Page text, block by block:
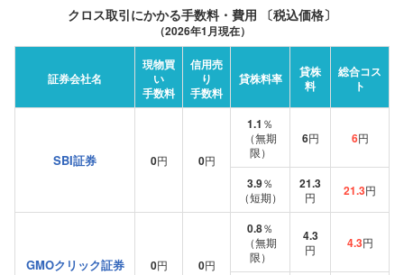
クロス取引にかかる手数料・費用 〔税込価格〕
（2026年1月現在）
証券会社名
現物買
い
手数料
信用売
り
手数料
貸株料率
貸株
料
総合コス
ト
SBI証券 0円 0円
1.1 ％
（無期
限）
6円 6円
3.9％
（短期）
21.3
円 21.3円
GMOクリック証券 0円 0円
0.8％
（無期
限）
4.3
円 4.3円